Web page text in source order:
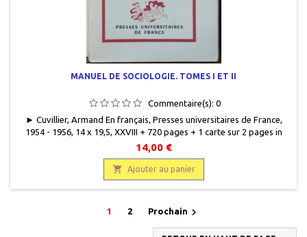
MANUEL DE SOCIOLOGIE. TOMES I ET II
Commentaire(s): 0
► Cuvillier, Armand En français, Presses universitaires de France,
1954 - 1956, 14 x 19,5, XXVIII + 720 pages + 1 carte sur 2 pages in
fine, broché, occasion. Bon état. Couvertures usagées.
14,00 €
 Ajouter au panier
1 2 Prochain 